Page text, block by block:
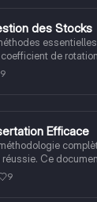
Type: Diaporama.
des Stocks
de
Ce résumé
dans la
9
Efficace
Ce
de la
plan équilibré, en
9